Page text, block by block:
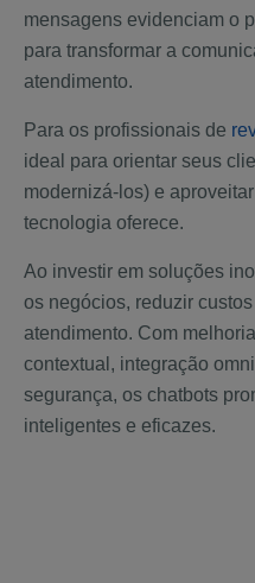
mensagens evidenciam o
para transformar a
atendimento.
Para os profissionais de
ideal para orientar seus
modernizá-los) e
tecnologia oferece.
Ao investir em soluções
os negócios, reduzir
atendimento. Com
contextual, integração
segurança, os chatbots
inteligentes e eficazes.